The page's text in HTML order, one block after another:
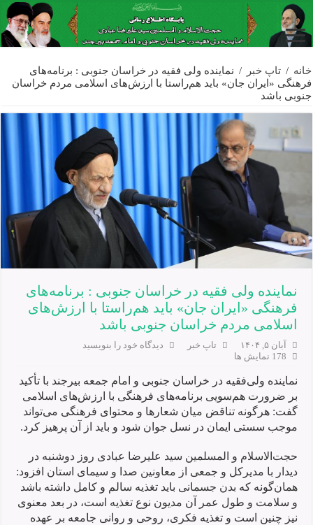
خانه / تاپ خبر / نماینده ولی فقیه در خراسان جنوبی : برنامه‌های
فرهنگی «ایران جان» باید هم‌راستا با ارزش‌های اسلامی مردم خراسان
جنوبی باشد
نماینده ولی فقیه در خراسان جنوبی : برنامه‌های
فرهنگی «ایران جان» باید هم‌راستا با ارزش‌های
اسلامی مردم خراسان جنوبی باشد
آبان ۵, ۱۴۰۴ تاپ خبر
دیدگاه خود را بنویسید
178 نمایش ها
نماینده ولی‌فقیه در خراسان جنوبی و امام جمعه بیرجند با تأکید
بر ضرورت هم‌سویی برنامه‌های فرهنگی با ارزش‌های اسلامی
گفت: هرگونه تناقض میان شعارها و محتوای فرهنگی می‌تواند
موجب سستی ایمان در نسل جوان شود و باید از آن پرهیز کرد.
حجت‌الاسلام و المسلمین سید علیرضا عبادی روز دوشنبه در
دیدار با مدیرکل و جمعی از معاونین صدا و سیمای استان افزود:
همان‌گونه که بدن جسمانی باید تغذیه سالم و کامل داشته باشد
و سلامت و طول عمر آن مدیون نوع تغذیه است، در بعد معنوی
نیز چنین است و تغذیه فکری، روحی و روانی جامعه بر عهده